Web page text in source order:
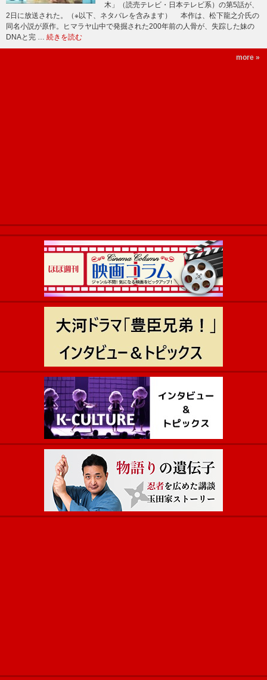
木」（読売テレビ・日本テレビ系）の第5話が、
2日に放送された。（※以下、ネタバレを含みます） 本作は、松下龍之介氏の
同名小説が原作。ヒマラヤ山中で発掘された200年前の人骨が、失踪した妹の
DNAと完 … 続きを読む
more »